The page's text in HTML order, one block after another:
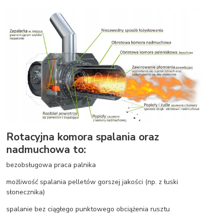
Rotacyjna komora spalania oraz
nadmuchowa to:
bezobsługowa praca palnika
możliwość spalania pelletów gorszej jakości (np. z łuski
słonecznika)
spalanie bez ciągłego punktowego obciążenia rusztu